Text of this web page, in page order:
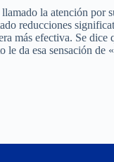
la atención por
reducciones
más efectiva. Se
le da esa sensación de